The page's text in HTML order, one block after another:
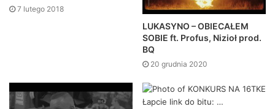
7 lutego 2018
LUKASYNO – OBIECAŁEM
SOBIE ft. Profus, Nizioł prod.
BQ
20 grudnia 2020